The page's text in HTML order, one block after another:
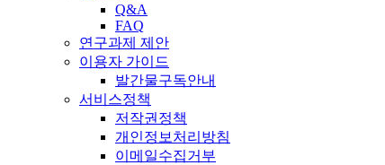
Q&A
FAQ
연구과제 제안
이용자 가이드
발간물구독안내
서비스정책
저작권정책
개인정보처리방침
이메일수집거부